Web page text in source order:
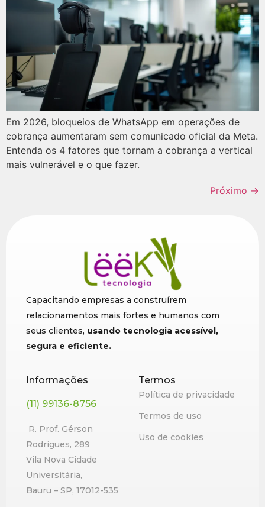
Em 2026, bloqueios de WhatsApp em operações de
cobrança aumentaram sem comunicado oficial da Meta.
Entenda os 4 fatores que tornam a cobrança a vertical
mais vulnerável e o que fazer.
Próximo →
Capacitando empresas a construírem
relacionamentos mais fortes e humanos com
seus clientes, usando tecnologia acessível,
segura e eficiente.
Informações
(11) 99136-8756
R. Prof. Gérson
Rodrigues, 289
Vila Nova Cidade
Universitária,
Bauru – SP, 17012-535
Termos
Política de privacidade
Termos de uso
Uso de cookies